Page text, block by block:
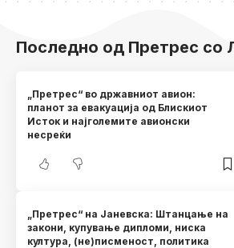
Последно од Претрес со
„Претрес“ во државниот авион:
планот за евакуација од Блискиот
Исток и најголемите авионски
несреќи
„Претрес“ на Јаневска: Штанцање на
закони, купување дипломи, ниска
култура, (не)писменост, политика